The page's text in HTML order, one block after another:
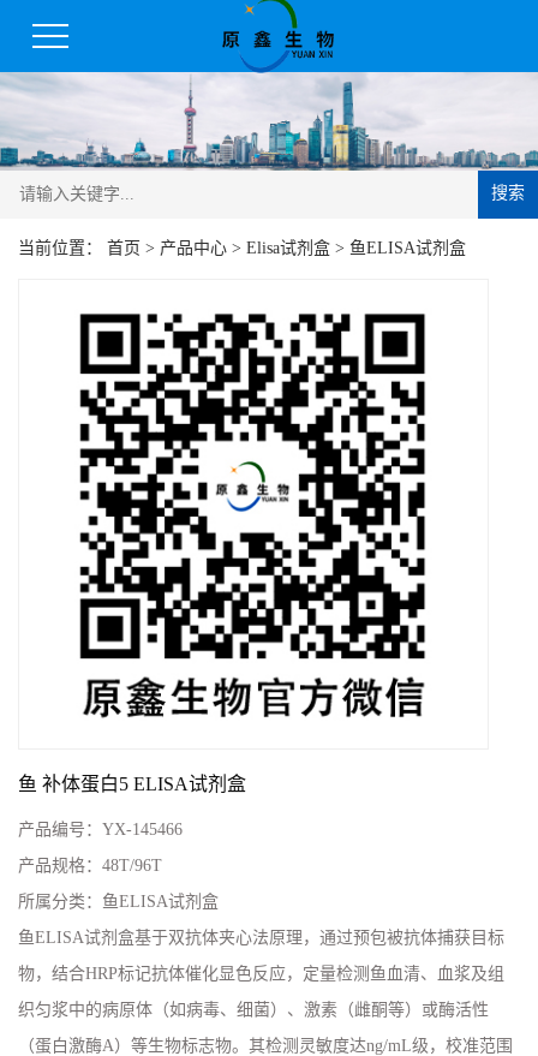
搜索
当前位置： 首页 > 产品中心 > Elisa试剂盒 > 鱼ELISA试剂盒
鱼 补体蛋白5 ELISA试剂盒
产品编号： YX-145466
产品规格： 48T/96T
所属分类： 鱼ELISA试剂盒
鱼ELISA试剂盒基于双抗体夹心法原理，通过预包被抗体捕获目标
物，结合HRP标记抗体催化显色反应，定量检测鱼血清、血浆及组
织匀浆中的病原体（如病毒、细菌）、激素（雌酮等）或酶活性
（蛋白激酶A）等生物标志物。其检测灵敏度达ng/mL级，校准范围